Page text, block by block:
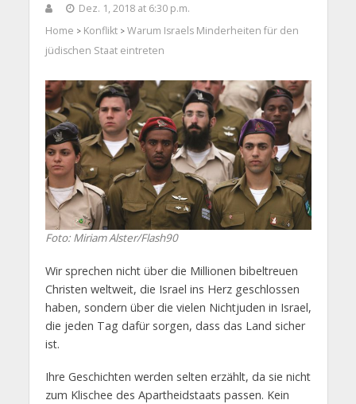
Dez. 1, 2018 at 6:30 p.m.
Home > Konflikt> Warum Israels Minderheiten für den
jüdischen Staat eintreten
Foto: Miriam Alster/Flash90
Wir sprechen nicht über die Millionen bibeltreuen
Christen weltweit, die Israel ins Herz geschlossen
haben, sondern über die vielen Nichtjuden in Israel,
die jeden Tag dafür sorgen, dass das Land sicher
ist.
Ihre Geschichten werden selten erzählt, da sie nicht
zum Klischee des Apartheidstaats passen. Kein